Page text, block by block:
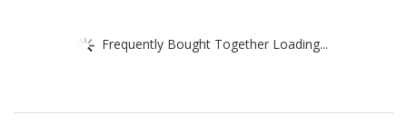
Frequently Bought Together Loading...